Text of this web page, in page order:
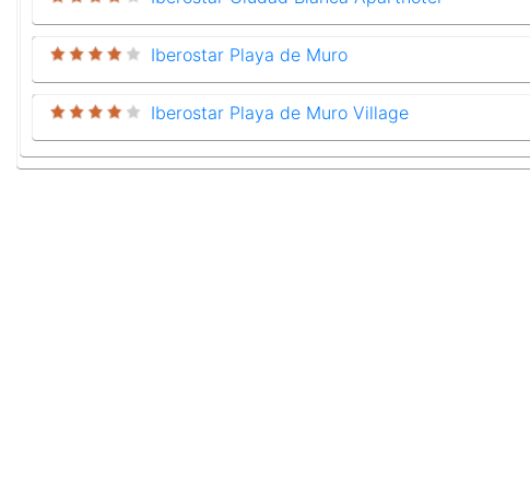
Iberostar Playa de Muro
Iberostar Playa de Muro Village